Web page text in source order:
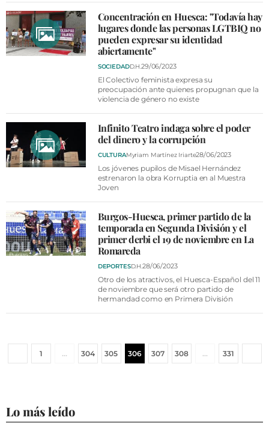
Concentración en Huesca: "Todavía hay
lugares donde las personas LGTBIQ no
pueden expresar su identidad
abiertamente"
SOCIEDADD.H.29/06/2023
El Colectivo feminista expresa su
preocupación ante quienes propugnan que la
violencia de género no existe
Infinito Teatro indaga sobre el poder
del dinero y la corrupción
CULTURAMyriam Martínez Iriarte28/06/2023
Los jóvenes pupilos de Misael Hernández
estrenaron la obra Korruptia en al Muestra
Joven
Burgos-Huesca, primer partido de la
temporada en Segunda División y el
primer derbi el 19 de noviembre en La
Romareda
DEPORTESD.H.28/06/2023
Otro de los atractivos, el Huesca-Español del 11
de noviembre que será otro partido de
hermandad como en Primera División
1 … 304 305 306 307 308 … 331
Lo más leído